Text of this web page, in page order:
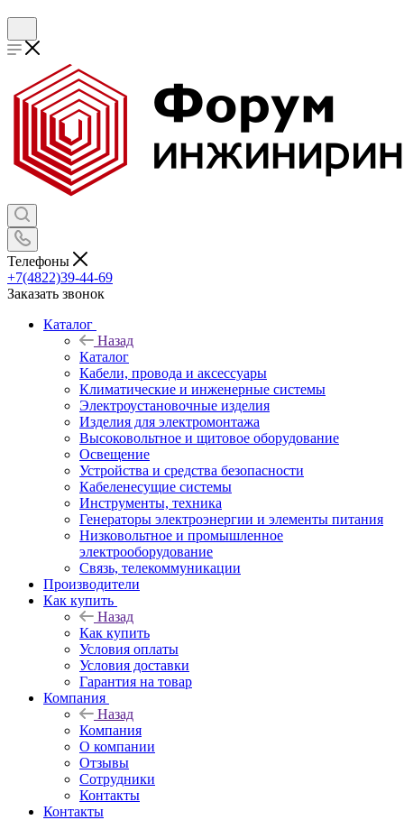
Телефоны
+7(4822)39-44-69
Заказать звонок
Каталог
Назад
Каталог
Кабели, провода и аксессуары
Климатические и инженерные системы
Электроустановочные изделия
Изделия для электромонтажа
Высоковольтное и щитовое оборудование
Освещение
Устройства и средства безопасности
Кабеленесущие системы
Инструменты, техника
Генераторы электроэнергии и элементы питания
Низковольтное и промышленное
электрооборудование
Связь, телекоммуникации
Производители
Как купить
Назад
Как купить
Условия оплаты
Условия доставки
Гарантия на товар
Компания
Назад
Компания
О компании
Отзывы
Сотрудники
Контакты
Контакты